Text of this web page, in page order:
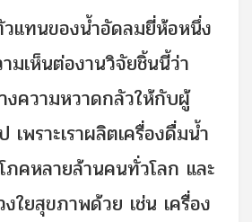
แทนของน้ำอัดลมยี่ห้อหนึ่ง
มเห็นต่องานวิจัยชิ้นนี้ว่า
งความหวาดกลัวให้กับผู้
เพราะเราผลิตเครื่องดื่มน้ำ
คหลายล้านคนทั่วโลก และ
ใยสุขภาพด้วย เช่น เครื่อง